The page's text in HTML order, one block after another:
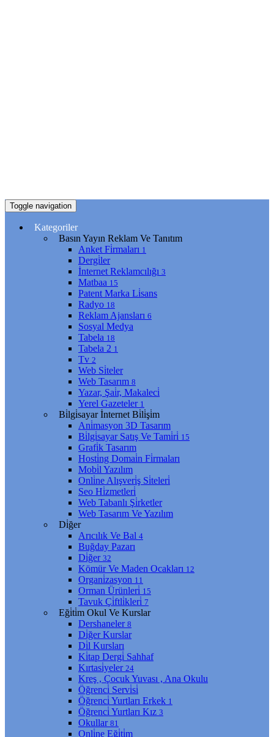
Toggle navigation
Kategoriler
Basın Yayın Reklam Ve Tanıtım
Anket Fi̇rmaları 1
Dergi̇ler
İnternet Reklamcılığı 3
Matbaa 15
Patent Marka Li̇sans
Radyo 18
Reklam Ajansları 6
Sosyal Medya
Tabela 18
Tabela 2 1
Tv 2
Web Si̇teler
Web Tasarım 8
Yazar, Şai̇r, Makaleci̇
Yerel Gazeteler 1
Bi̇lgi̇sayar İnternet Bi̇li̇şi̇m
Ani̇masyon 3D Tasarım
Bi̇lgi̇sayar Satış Ve Tami̇ri̇ 15
Grafi̇k Tasarım
Hosti̇ng Domai̇n Fi̇rmaları
Mobi̇l Yazılım
Onli̇ne Alışveri̇ş Si̇teleri̇
Seo Hi̇zmetleri̇
Web Tabanlı Şi̇rketler
Web Tasarım Ve Yazılım
Di̇ğer
Arıcılık Ve Bal 4
Buğday Pazarı
Di̇ğer 32
Kömür Ve Maden Ocakları 12
Organi̇zasyon 11
Orman Ürünleri̇ 15
Tavuk Çi̇ftli̇kleri̇ 7
Eği̇ti̇m Okul Ve Kurslar
Dershaneler 8
Di̇ğer Kurslar
Di̇l Kursları
Ki̇tap Dergi̇ Sahhaf
Kırtasi̇yeler 24
Kreş , Çocuk Yuvası , Ana Okulu
Öğrenci̇ Servi̇si̇
Öğrenci̇ Yurtları Erkek 1
Öğrenci̇ Yurtları Kız 3
Okullar 81
Onli̇ne Eği̇ti̇m